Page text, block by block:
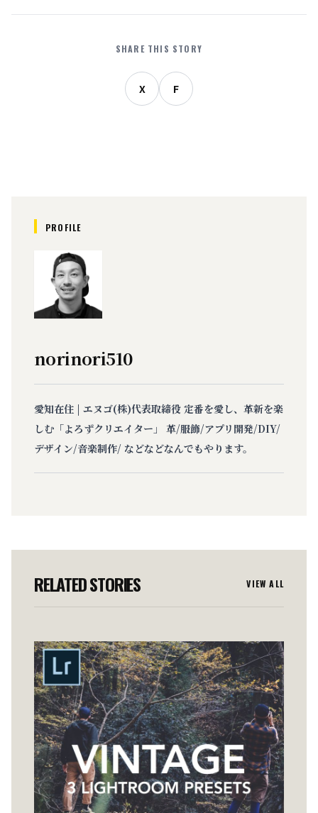
SHARE THIS STORY
X F
PROFILE
norinori510
愛知在住 | エヌゴ(株)代表取締役 定番を愛し、革新を楽
しむ「よろずクリエイター」 革/服飾/アプリ開発/DIY/
デザイン/音楽制作/ などなどなんでもやります。
RELATED STORIES VIEW ALL